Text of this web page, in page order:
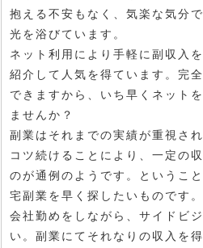
抱える不安もなく、気楽な気分
光を浴びています。
ネット利用により手軽に副収入
紹介して人気を得ています。完
できますから、いち早くネット
ませんか？
副業はそれまでの実績が重視さ
コツ続けることにより、一定の
のが通例のようです。というこ
宅副業を早く探したいものです。
会社勤めをしながら、サイドビ
い。副業にてそれなりの収入を